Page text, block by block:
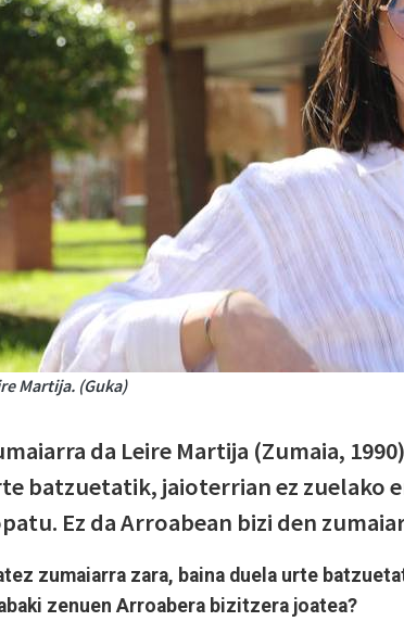
Martija. (Guka)
da Leire Martija (Zumaia,
batzuetatik, jaioterrian ez zuelako
Ez da Arroabean bizi den
zumaiarra zara, baina duela urte
zenuen Arroabera bizitzera joatea?